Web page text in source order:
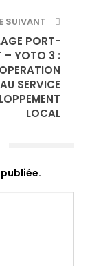
SUIVANT
PORT-
– YOTO 3 :
SERVICE
LOCAL